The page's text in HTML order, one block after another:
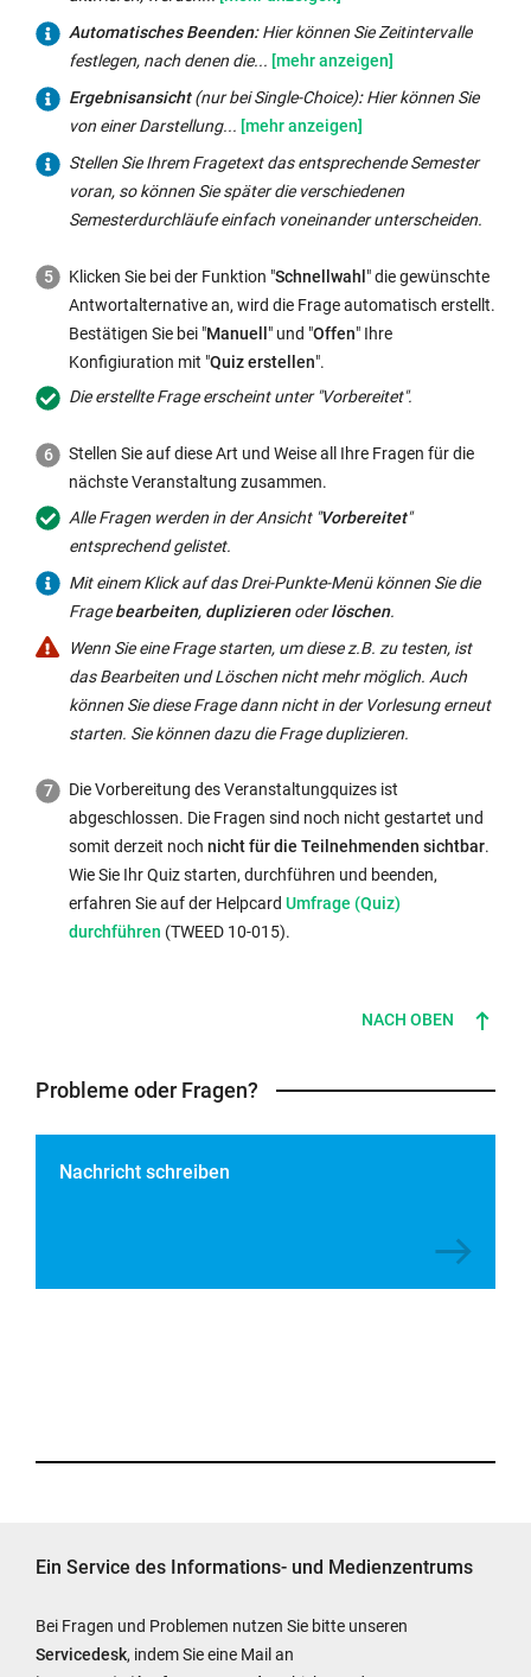
Externer
Link
Fenster
geöffnet:
https://tweedback.de/user/register.
(Ja
Nein,
A-
B,
A-
B-
A-
B-
C-
D,
A-
C-
D-
können
diese
Antwortalternativen
im
System
jedoch
nicht
korrekt
hinterlegen.
Welche
Antwortalternative
zu
A
mündlich
oder
über
auf
den
Haken
Antwortmöglichkeit
auch
Antworten
korrekt
im
System
hinterlegen.
eine
Antwortalternative
ausgewählt
werden
sollte,
dann
müssen
die
Option
"Multiple
Choice"
aktivieren.
können
die
an
auswählbaren
Antwortmöglichkeit
auf
jede
beliebige
Zahl
beschränken.
statt
Prozente:
Sie
diese
Option
aktivieren,
werden
der
Ergebnisansicht
absolute
Werte
an
von
Prozentangaben
angezeigt.
Automatisches
Beenden:
Hier
können
Zeitintervalle
festlegen,
nach
die
Frage
automatisch
beendet
wird
nach
10
Sekunden,
20
Sekunden,
1
Automatisches Beenden:Hier können Sie Zeitintervalle
festlegen, nach denen die...
Ergebnisansicht
(nur
bei
Choice)
können
Sie
von
einer
auf
die
Darstellung
in
einem
Kreis-,
Kuchendiagramm
(Pie) umstellen.
Ergebnisansicht(nur bei Single-Choice):Hier können Sie
von einer Darstellung...
Stellen Sie Ihrem Fragetext das entsprechende Semester
voran, so können Sie später die verschiedenen
Semesterdurchläufe einfach voneinander unterscheiden.
Klicken Sie bei der Funktion "Schnellwahl" die gewünschte
Antwortalternative an, wird die Frage automatisch erstellt.
Bestätigen Sie bei "Manuell" und "Offen" Ihre
Konfigiuration mit "Quiz erstellen".
Die erstellte Frage erscheint unter "Vorbereitet".
Stellen Sie auf diese Art und Weise all Ihre Fragen für die
nächste Veranstaltung zusammen.
Alle Fragen werden in der Ansicht "Vorbereitet"
entsprechend gelistet.
Mit einem Klick auf das Drei-Punkte-Menü können Sie die
Fragebearbeiten, duplizierenoderlöschen.
Wenn Sie eine Frage starten, um diese z.B. zu testen, ist
das Bearbeiten und Löschen nicht mehr möglich. Auch
können Sie diese Frage dann nicht in der Vorlesung erneut
starten. Sie können dazu die Frage duplizieren.
Die Vorbereitung des Veranstaltungquizes ist
abgeschlossen. Die Fragen sind noch nicht gestartet und
somit derzeit noch nicht für die Teilnehmenden sichtbar.
Wie Sie Ihr Quiz starten, durchführen und beenden,
erfahren Sie auf der Helpcard Interner
Link
Umfrage (Quiz)
durchführen (TWEED 10-015).
NACH OBEN
Probleme oder Fragen?
Nachricht schreiben
Ein Service des Informations- und Medienzentrums
Bei Fragen und Problemen nutzen Sie bitte unseren
Servicedesk, indem Sie eine Mail an